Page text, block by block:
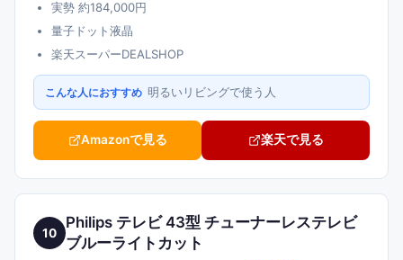
実勢 約184,000円
量子ドット液晶
楽天スーパーDEALSHOP
こんな人におすすめ 明るいリビングで使う人
Amazonで見る 楽天で見る
10
Philips テレビ 43型 チューナーレステレビ
ブルーライトカット